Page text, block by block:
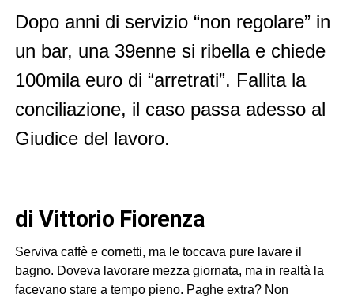
Dopo anni di servizio “non regolare” in
un bar, una 39enne si ribella e chiede
100mila euro di “arretrati”. Fallita la
conciliazione, il caso passa adesso al
Giudice del lavoro.
di Vittorio Fiorenza
Serviva caffè e cornetti, ma le toccava pure lavare il
bagno. Doveva lavorare mezza giornata, ma in realtà la
facevano stare a tempo pieno. Paghe extra? Non